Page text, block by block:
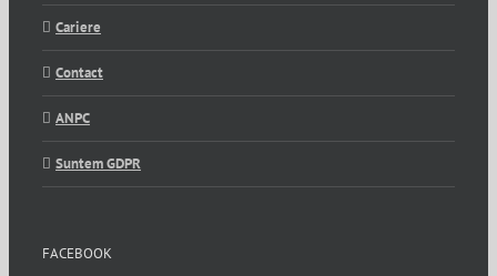
Cariere
Contact
ANPC
Suntem GDPR
FACEBOOK